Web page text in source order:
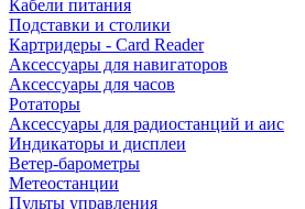
Кабели питания
Подставки и столики
Картридеры - Card Reader
Аксессуары для навигаторов
Аксессуары для часов
Ротаторы
Аксессуары для радиостанций и аис
Индикаторы и дисплеи
Ветер-барометры
Метеостанции
Пульты управления